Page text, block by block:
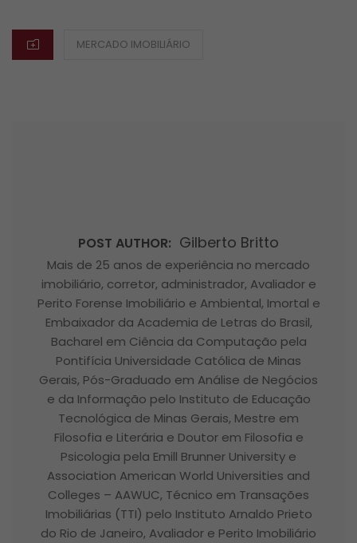
CATEGORIES
MERCADO IMOBILIÁRIO
POST AUTHOR: Gilberto Britto
Mais de 25 anos de experiência no mercado
imobiliário, corretor, administrador, Avaliador e
Perito Forense Imobiliário e Ambiental, Imortal e
Embaixador da Academia de Letras do Brasil,
Bacharel em Ciência da Computação pela
Pontifícia Universidade Católica de Minas
Gerais, Pós-Graduado em Análise de Negócios
e da Informação pelo Instituto de Educação
Tecnológica de Minas Gerais, Mestre em
Filosofia e Literária e Doutor em Filosofia e
Psicologia pela Emill Brunner University e
Association American World Universities and
Colleges – AAWUC, Técnico em Transações
Imobiliárias (TTI) pelo Instituto Arnaldo Prieto
do Rio de Janeiro, Avaliador e Perito Imobiliário